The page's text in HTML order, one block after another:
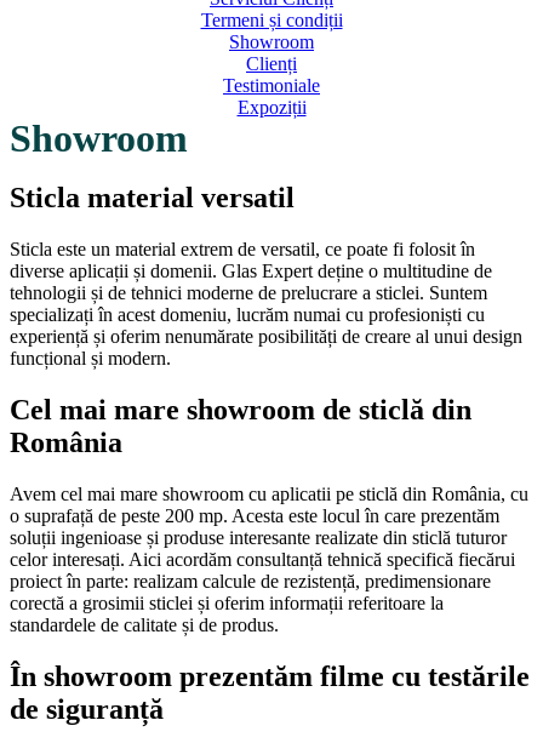
Termeni și condiții
Showroom
Clienți
Testimoniale
Expoziții
Showroom
Sticla material versatil
Sticla este un material extrem de versatil, ce poate fi folosit în
diverse aplicații și domenii. Glas Expert deține o multitudine de
tehnologii și de tehnici moderne de prelucrare a sticlei. Suntem
specializați în acest domeniu, lucrăm numai cu profesioniști cu
experiență și oferim nenumărate posibilități de creare al unui design
funcțional și modern.
Cel mai mare showroom de sticlă din
România
Avem cel mai mare showroom cu aplicatii pe sticlă din România, cu
o suprafață de peste 200 mp. Acesta este locul în care prezentăm
soluții ingenioase și produse interesante realizate din sticlă tuturor
celor interesați. Aici acordăm consultanță tehnică specifică fiecărui
proiect în parte: realizam calcule de rezistență, predimensionare
corectă a grosimii sticlei și oferim informații referitoare la
standardele de calitate și de produs.
În showroom prezentăm filme cu testările
de siguranță